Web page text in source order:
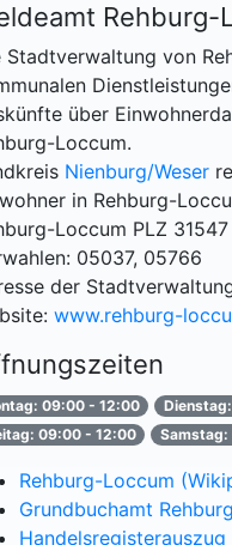
Stadtverwaltung von
über
Loccum.
Nienburg/Weser
in Rehburg-
Loccum PLZ
05037, 05766
der
www.rehburg-
09:00 - 12:00
09:00 - 12:00
Samstag:
Rehburg-Loccum
Grundbuchamt